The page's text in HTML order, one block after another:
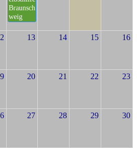
Braunsch
weig
13 14 15 16
20 21 22 23
27 28 29 30